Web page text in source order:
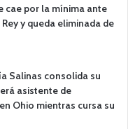
cae por la mínima ante
y queda eliminada de
Salinas consolida su
asistente de
Ohio mientras cursa su